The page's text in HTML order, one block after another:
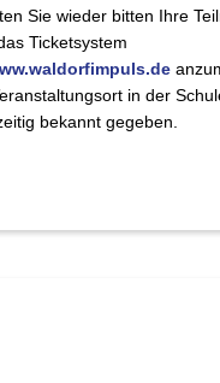
Sie wieder bitten Ihre
Ticketsystem
in der
bekannt gegeben.